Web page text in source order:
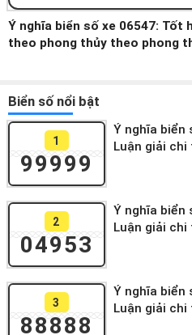
Ý nghĩa biển số xe 06547: Tốt
theo phong thủy theo phong
Biển số nổi bật
1
99999
Ý nghĩa biển
Luận giải
2
04953
Ý nghĩa biển
Luận giải
3
88888
Ý nghĩa biển
Luận giải